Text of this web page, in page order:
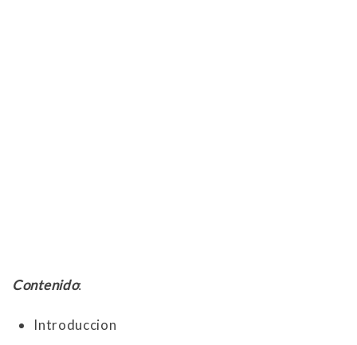
Contenido:
Introduccion